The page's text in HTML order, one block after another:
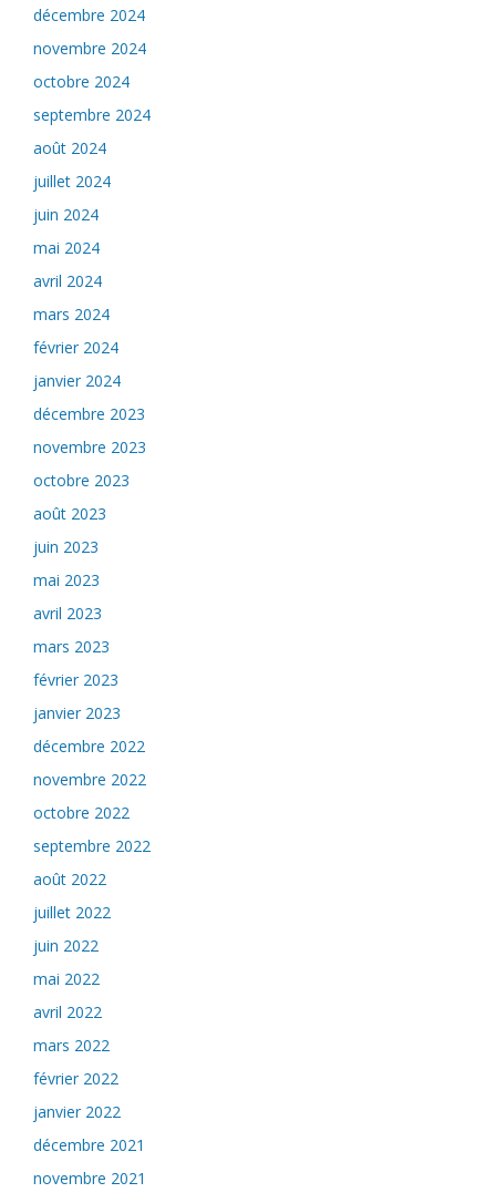
décembre 2024
novembre 2024
octobre 2024
septembre 2024
août 2024
juillet 2024
juin 2024
mai 2024
avril 2024
mars 2024
février 2024
janvier 2024
décembre 2023
novembre 2023
octobre 2023
août 2023
juin 2023
mai 2023
avril 2023
mars 2023
février 2023
janvier 2023
décembre 2022
novembre 2022
octobre 2022
septembre 2022
août 2022
juillet 2022
juin 2022
mai 2022
avril 2022
mars 2022
février 2022
janvier 2022
décembre 2021
novembre 2021